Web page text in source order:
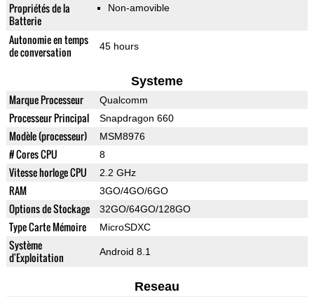
Propriétés de la
Batterie
Non-amovible
Autonomie en temps
de conversation
45 hours
Systeme
Marque Processeur Qualcomm
Processeur Principal Snapdragon 660
Modèle (processeur) MSM8976
# Cores CPU 8
Vitesse horloge CPU 2.2 GHz
RAM 3GO/4GO/6GO
Options de Stockage 32GO/64GO/128GO
Type Carte Mémoire MicroSDXC
Système
d'Exploitation
Android 8.1
Reseau